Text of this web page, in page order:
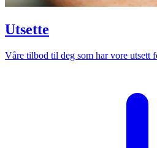
Utsette
Våre tilbod til deg som har vore utsett